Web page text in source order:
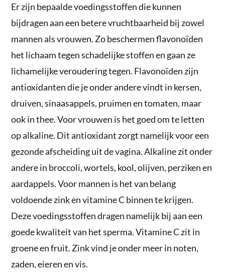
Er zijn bepaalde voedingsstoffen die kunnen
bijdragen aan een betere vruchtbaarheid bij zowel
mannen als vrouwen. Zo beschermen flavonoïden
het lichaam tegen schadelijke stoffen en gaan ze
lichamelijke veroudering tegen. Flavonoïden zijn
antioxidanten die je onder andere vindt in kersen,
druiven, sinaasappels, pruimen en tomaten, maar
ook in thee. Voor vrouwen is het goed om te letten
op alkaline. Dit antioxidant zorgt namelijk voor een
gezonde afscheiding uit de vagina. Alkaline zit onder
andere in broccoli, wortels, kool, olijven, perziken en
aardappels. Voor mannen is het van belang
voldoende zink en vitamine C binnen te krijgen.
Deze voedingsstoffen dragen namelijk bij aan een
goede kwaliteit van het sperma. Vitamine C zit in
groene en fruit. Zink vind je onder meer in noten,
zaden, eieren en vis.